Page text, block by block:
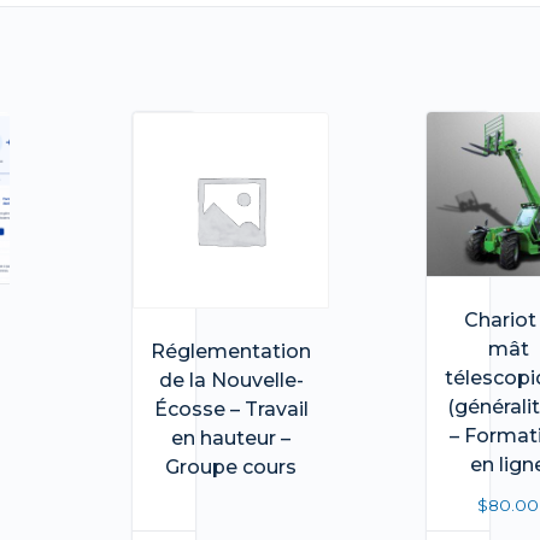
Réglementation
de la Nouvelle-
Écosse – Travail
en hauteur –
Groupe cours
Chariot
mât
–
en
$80.00